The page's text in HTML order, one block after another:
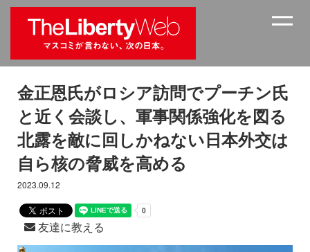
金正恩氏がロシア訪問でプーチン氏
と近く会談し、軍事関係強化を図る
北露を敵に回しかねない日本外交は
自ら核の脅威を高める
2023.09.12
友達に教える